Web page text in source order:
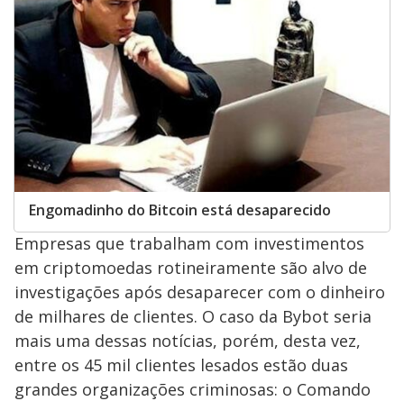
Engomadinho do Bitcoin está desaparecido
Empresas que trabalham com investimentos
em criptomoedas rotineiramente são alvo de
investigações após desaparecer com o dinheiro
de milhares de clientes. O caso da Bybot seria
mais uma dessas notícias, porém, desta vez,
entre os 45 mil clientes lesados estão duas
grandes organizações criminosas: o Comando